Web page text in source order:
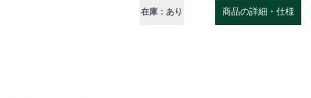
在庫：あり 商品の詳細・仕様